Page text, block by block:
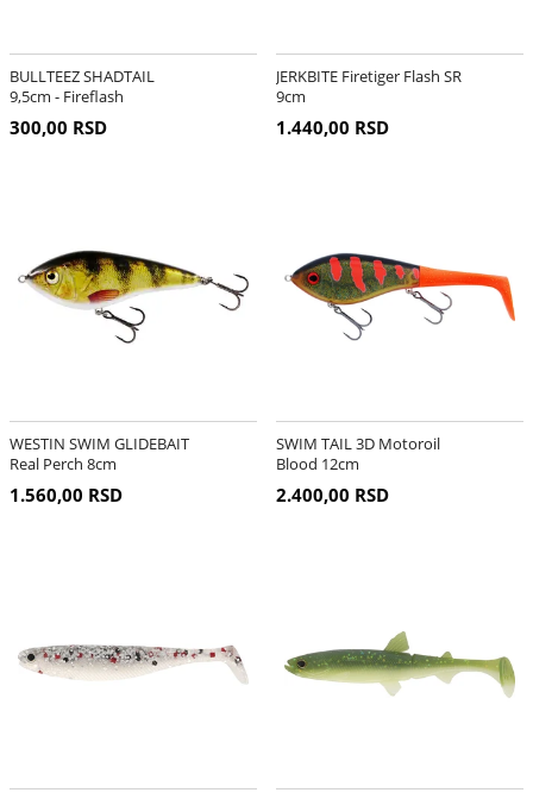
BULLTEEZ SHADTAIL
9,5cm - Fireflash
300,00 RSD
JERKBITE Firetiger Flash SR
9cm
1.440,00 RSD
WESTIN SWIM GLIDEBAIT
Real Perch 8cm
1.560,00 RSD
SWIM TAIL 3D Motoroil
Blood 12cm
2.400,00 RSD